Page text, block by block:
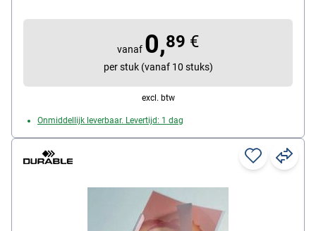
vanaf 0,89 €
per stuk (vanaf 10 stuks)
excl. btw
Onmiddellijk leverbaar. Levertijd: 1 dag